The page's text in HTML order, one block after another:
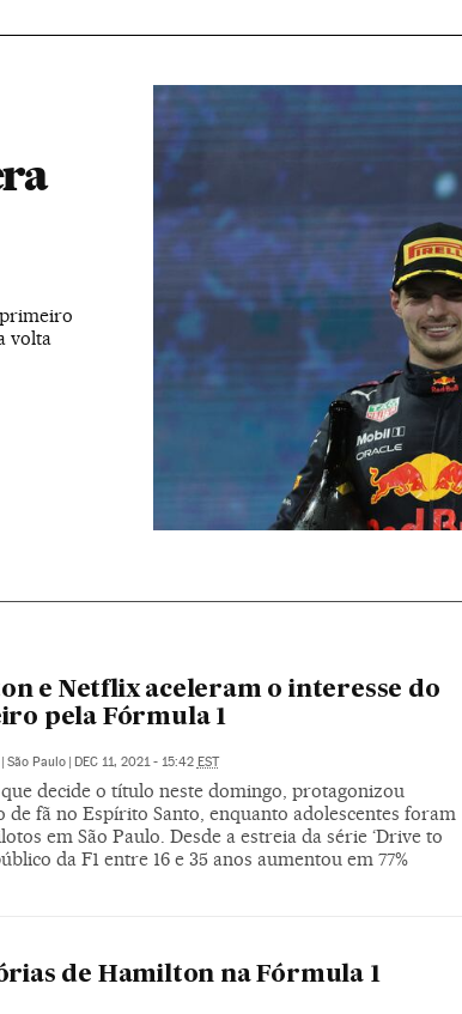
volta
e Netflix aceleram o interesse do
pela Fórmula 1
| São Paulo | DEC 11, 2021 - 15:42 EST
decide o título neste domingo, protagonizou
de fã no Espírito Santo, enquanto adolescentes foram
em São Paulo. Desde a estreia da série ‘Drive to
da F1 entre 16 e 35 anos aumentou em 77%
de Hamilton na Fórmula 1